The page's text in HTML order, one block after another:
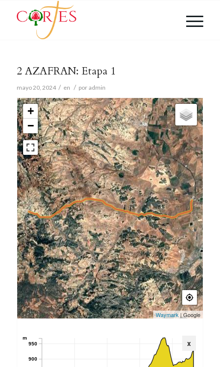
2 AZAFRAN: Etapa 1
mayo 20, 2024 / en / por admin
+
−
Waymark | Google
x
900
950
m